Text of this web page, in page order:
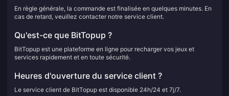
En règle générale, la commande est finalisée en quelques minutes. En
cas de retard, veuillez contacter notre service client.
Qu'est-ce que BitTopup ?
BitTopup est une plateforme en ligne pour recharger vos jeux et
services rapidement et en toute sécurité.
Heures d'ouverture du service client ?
Le service client de BitTopup est disponible 24h/24 et 7j/7.